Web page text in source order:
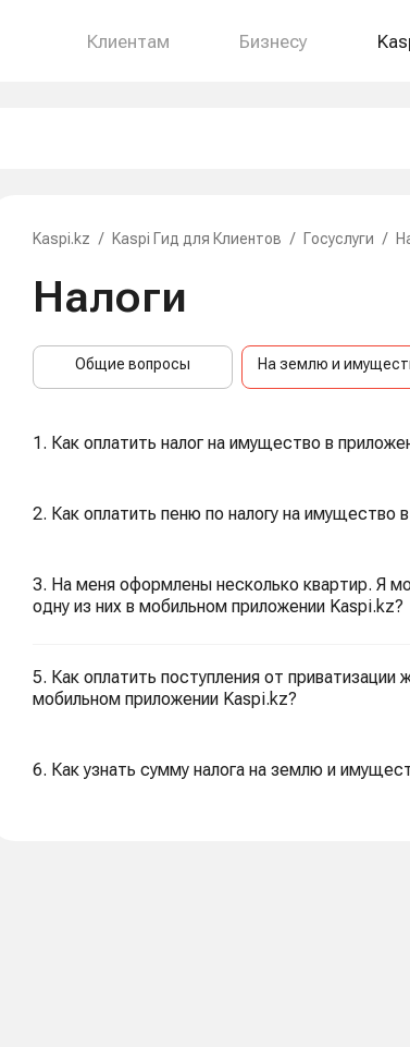
Клиентам Бизнесу
Kaspi.kz / Kaspi Гид для Клиентов / Госуслуги /
Налоги
Общие вопросы На землю и
1. Как оплатить налог на имущество в
2. Как оплатить пеню по налогу на имущество
3. На меня оформлены несколько квартир. Я
одну из них в мобильном приложении Kaspi.kz?
5. Как оплатить поступления от
мобильном приложении Kaspi.kz?
6. Как узнать сумму налога на землю и